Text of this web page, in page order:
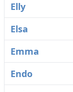
Elly
Elsa
Emma
Endo